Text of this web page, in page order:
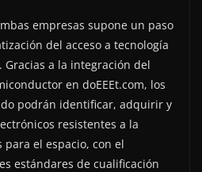
empresas supone un paso
del acceso a tecnología
a la integración del
en doEEEt.com, los
podrán identificar, adquirir y
resistentes a la
el espacio, con el
estándares de cualificación